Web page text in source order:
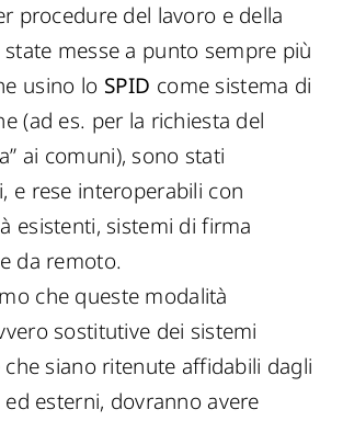
procedure del lavoro e della
state messe a punto sempre più
usino lo SPID come sistema di
(ad es. per la richiesta del
ai comuni), sono stati
e rese interoperabili con
esistenti, sistemi di firma
da remoto.
che queste modalità
sostitutive dei sistemi
siano ritenute affidabili dagli
esterni, dovranno avere